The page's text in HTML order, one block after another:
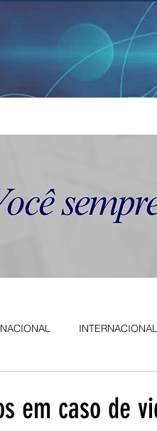
INTERNACIONAL
em caso de